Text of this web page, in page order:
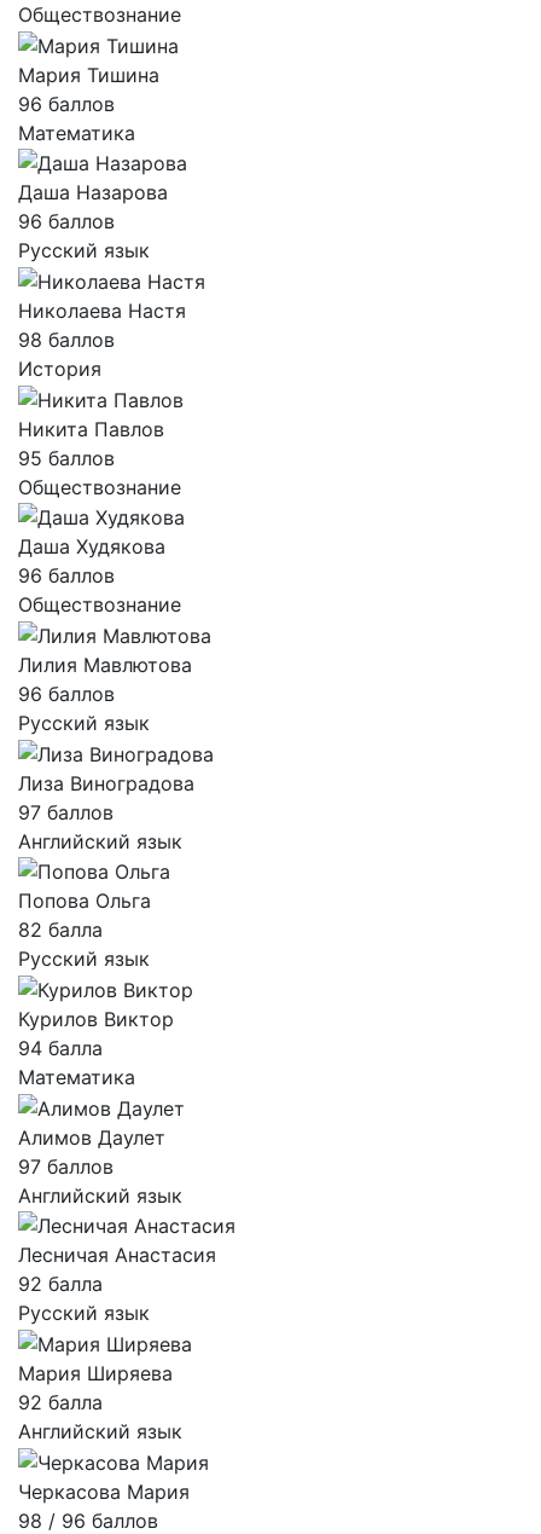
Обществознание
Мария Тишина
96 баллов
Математика
Даша Назарова
96 баллов
Русский язык
Николаева Настя
98 баллов
История
Никита Павлов
95 баллов
Обществознание
Даша Худякова
96 баллов
Обществознание
Лилия Мавлютова
96 баллов
Русский язык
Лиза Виноградова
97 баллов
Английский язык
Попова Ольга
82 балла
Русский язык
Курилов Виктор
94 балла
Математика
Алимов Даулет
97 баллов
Английский язык
Лесничая Анастасия
92 балла
Русский язык
Мария Ширяева
92 балла
Английский язык
Черкасова Мария
98 / 96 баллов